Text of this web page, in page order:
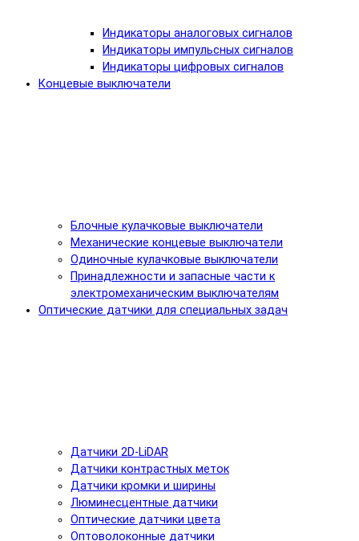
Индикаторы аналоговых сигналов
Индикаторы импульсных сигналов
Индикаторы цифровых сигналов
Концевые выключатели
Блочные кулачковые выключатели
Механические концевые выключатели
Одиночные кулачковые выключатели
Принадлежности и запасные части к
электромеханическим выключателям
Оптические датчики для специальных задач
Датчики 2D-LiDAR
Датчики контрастных меток
Датчики кромки и ширины
Люминесцентные датчики
Оптические датчики цвета
Оптоволоконные датчики